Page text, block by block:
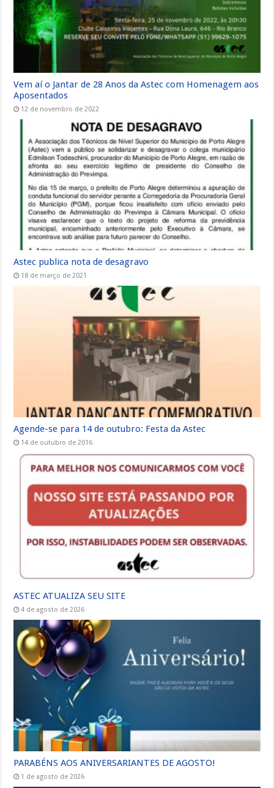
Vem aí o Jantar de 28 Anos da Astec com Homenagem aos
Aposentados
12 de novembro de 2022
Astec publica nota de desagravo
18 de março de 2021
Agende-se para 14 de outubro: Festa da Astec
14 de outubro de 2016
ASTEC ATUALIZA SEU SITE
4 de agosto de 2026
PARABÉNS AOS ANIVERSARIANTES DE AGOSTO!
1 de agosto de 2026